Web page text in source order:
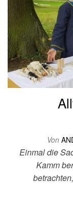
Von
Einmal die
Kamm